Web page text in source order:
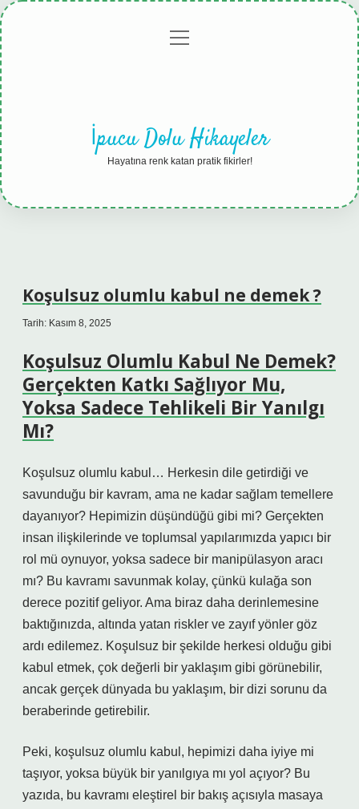
Gizlilikmenüyü
İpucu Dolu Hikayeler
Hayatına renk katan pratik fikirler!
Koşulsuz olumlu kabul ne demek ?
Tarih: Kasım 8, 2025
Koşulsuz Olumlu Kabul Ne Demek?
Gerçekten Katkı Sağlıyor Mu,
Yoksa Sadece Tehlikeli Bir Yanılgı
Mı?
Koşulsuz olumlu kabul… Herkesin dile getirdiği ve
savunduğu bir kavram, ama ne kadar sağlam temellere
dayanıyor? Hepimizin düşündüğü gibi mi? Gerçekten
insan ilişkilerinde ve toplumsal yapılarımızda yapıcı bir
rol mü oynuyor, yoksa sadece bir manipülasyon aracı
mı? Bu kavramı savunmak kolay, çünkü kulağa son
derece pozitif geliyor. Ama biraz daha derinlemesine
baktığınızda, altında yatan riskler ve zayıf yönler göz
ardı edilemez. Koşulsuz bir şekilde herkesi olduğu gibi
kabul etmek, çok değerli bir yaklaşım gibi görünebilir,
ancak gerçek dünyada bu yaklaşım, bir dizi sorunu da
beraberinde getirebilir.
Peki, koşulsuz olumlu kabul, hepimizi daha iyiye mi
taşıyor, yoksa büyük bir yanılgıya mı yol açıyor? Bu
yazıda, bu kavramı eleştirel bir bakış açısıyla masaya